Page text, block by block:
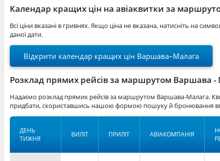
Календар кращих цін на авіаквитки за
Всі ціни вказані в гривнях. Якщо ціна не вказана, натисніть на
даної дати.
Відкрити календар кращих цін Варшава–Малага
Розклад прямих рейсів за маршрутом Варшава -
Надаємо розклад прямих рейсів за маршрутом Варшава-Малага.
придбати, скориставшись нашою формою пошуку й бронювання
ДЕНЬ
ТИЖНЯ
ВИЛІТ ПРИЛІТ АВІАКОМПАНІЯ